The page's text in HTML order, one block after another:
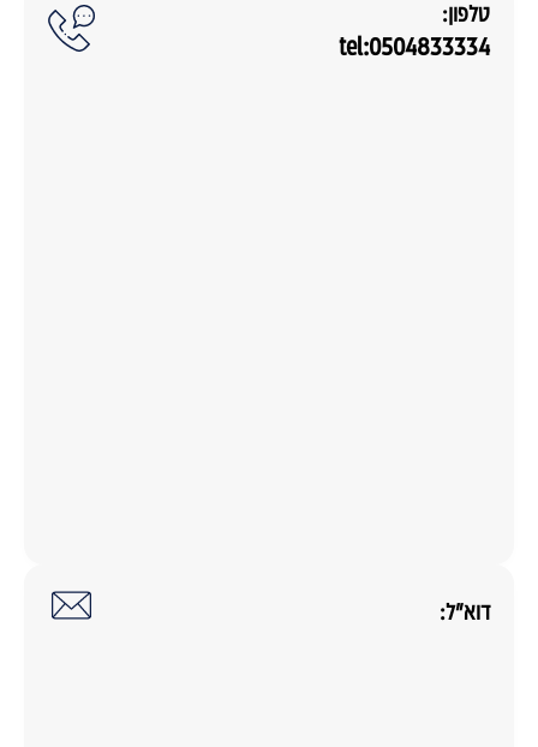
טלפון:
tel:0504833334
דוא"ל: